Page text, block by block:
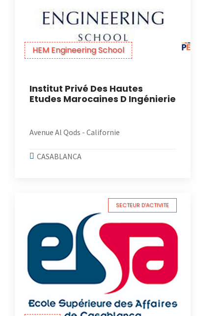
HEM Engineering School
Institut Privé Des Hautes
Etudes Marocaines D Ingénierie
Avenue Al Qods - Californie
CASABLANCA
SECTEUR D'ACTIVITE